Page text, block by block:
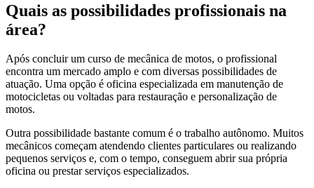
Quais as possibilidades profissionais na
área?
Após concluir um curso de mecânica de motos, o profissional
encontra um mercado amplo e com diversas possibilidades de
atuação. Uma opção é oficina especializada em manutenção de
motocicletas ou voltadas para restauração e personalização de
motos.
Outra possibilidade bastante comum é o trabalho autônomo. Muitos
mecânicos começam atendendo clientes particulares ou realizando
pequenos serviços e, com o tempo, conseguem abrir sua própria
oficina ou prestar serviços especializados.